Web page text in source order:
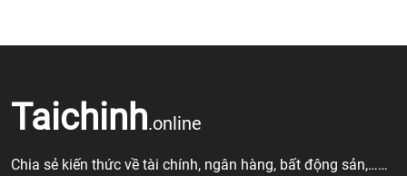
Taichinh.online
Chia sẻ kiến thức về tài chính, ngân hàng, bất động sản,……